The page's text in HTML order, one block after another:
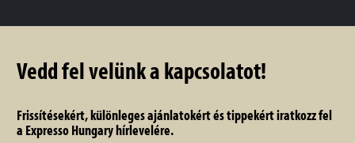
Vedd fel velünk a kapcsolatot!
Frissítésekért, különleges ajánlatokért és tippekért iratkozz fel
a Expresso Hungary hírlevelére.